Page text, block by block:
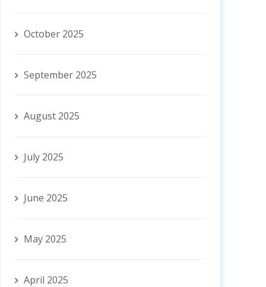
October 2025
September 2025
August 2025
July 2025
June 2025
May 2025
April 2025